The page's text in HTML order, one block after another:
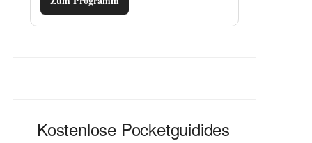
Kostenlose Pocketguidides